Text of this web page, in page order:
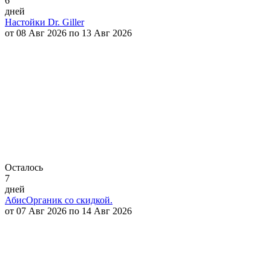
дней
Настойки Dr. Giller
от 08 Авг 2026 по 13 Авг 2026
Осталось
7
дней
АбисОрганик со скидкой.
от 07 Авг 2026 по 14 Авг 2026